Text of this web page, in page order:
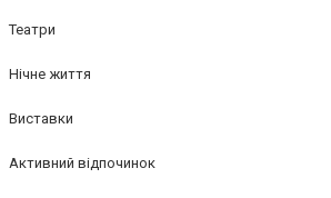
Театри
Нічне життя
Виставки
Активний відпочинок